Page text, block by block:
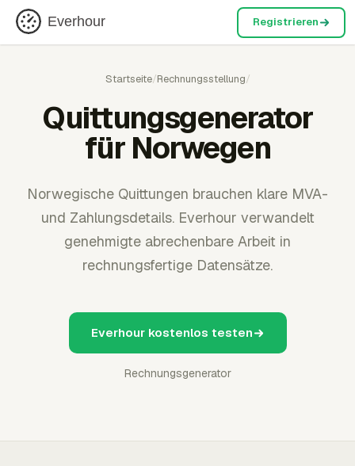
Everhour Registrieren
Startseite/Rechnungsstellung/
Quittungsgenerator
für Norwegen
Norwegische Quittungen brauchen klare MVA-
und Zahlungsdetails. Everhour verwandelt
genehmigte abrechenbare Arbeit in
rechnungsfertige Datensätze.
Everhour kostenlos testen
Rechnungsgenerator